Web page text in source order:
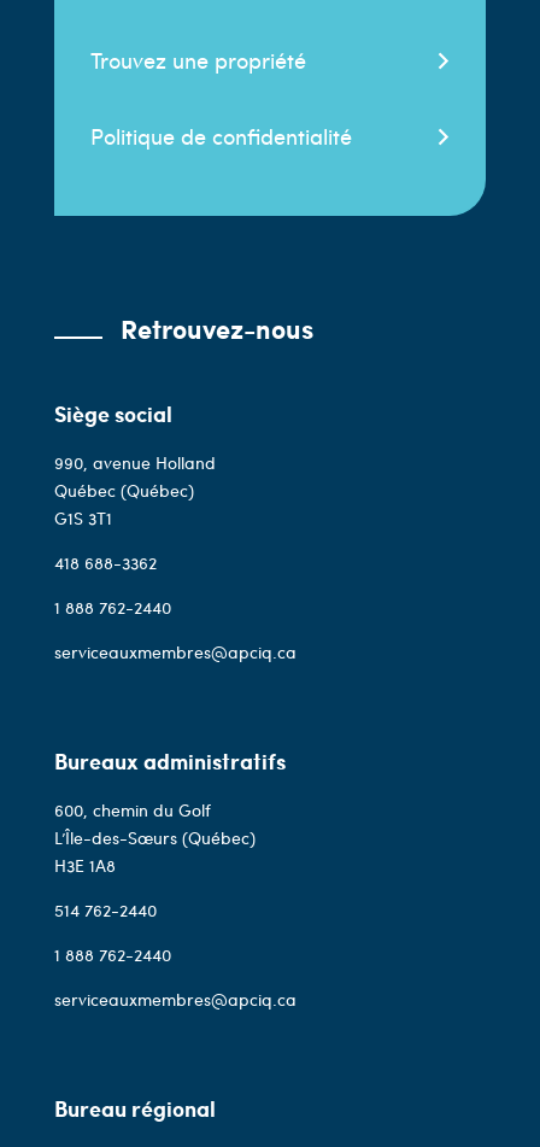
Trouvez une propriété
Politique de confidentialité
Retrouvez-nous
Siège social
990, avenue Holland
Québec (Québec)
G1S 3T1
418 688-3362
1 888 762-2440
serviceauxmembres@apciq.ca
Bureaux administratifs
600, chemin du Golf
L’Île-des-Sœurs (Québec)
H3E 1A8
514 762-2440
1 888 762-2440
serviceauxmembres@apciq.ca
Bureau régional